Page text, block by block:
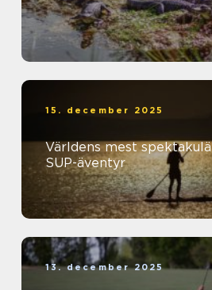
15. december 2025
Världens mest
SUP-äventyr
13. december 2025